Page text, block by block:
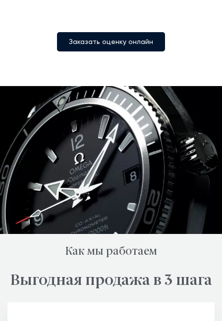
Заказать оценку онлайн
Как мы работаем
Выгодная продажа в 3 шага